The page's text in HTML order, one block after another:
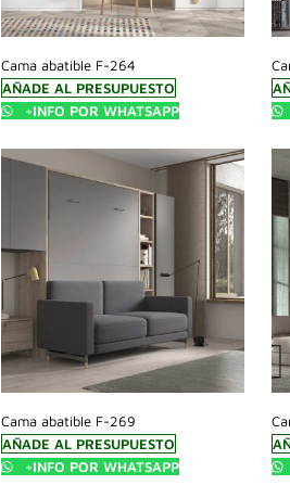
Cama abatible F-264
AÑADE AL PRESUPUESTO
+INFO POR WHATSAPP
Cama abatible F-269
AÑADE AL PRESUPUESTO
+INFO POR WHATSAPP